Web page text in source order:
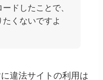
ドしたことで、
くないですよ
違法サイトの利用は